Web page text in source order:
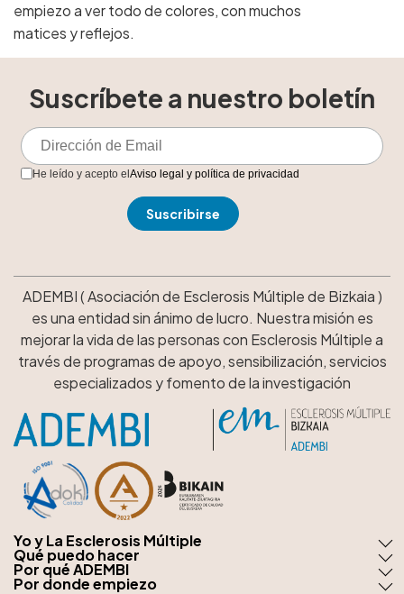
empiezo a ver todo de colores, con muchos
matices y reflejos.
Suscríbete a nuestro boletín
He leído y acepto elAviso legal y política de privacidad
ADEMBI ( Asociación de Esclerosis Múltiple de Bizkaia )
es una entidad sin ánimo de lucro. Nuestra misión es
mejorar la vida de las personas con Esclerosis Múltiple a
través de programas de apoyo, sensibilización, servicios
especializados y fomento de la investigación
Yo y La Esclerosis Múltiple
Qué puedo hacer
Por qué ADEMBI
Por donde empiezo